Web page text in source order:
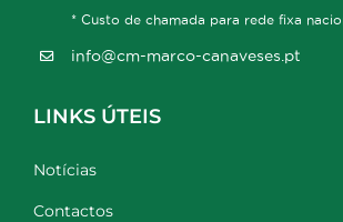
* Custo de chamada para rede fixa
info@cm-marco-canaveses.pt
LINKS ÚTEIS
Notícias
Contactos